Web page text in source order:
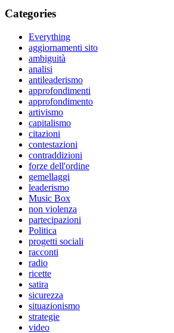
Categories
Everything
aggiornamenti sito
ambiguità
analisi
antileaderismo
approfondimenti
approfondimento
artivismo
capitalismo
citazioni
contestazioni
contraddizioni
forze dell'ordine
gemellaggi
leaderismo
Music Box
non violenza
partecipazioni
Politica
progetti sociali
racconti
radio
ricette
satira
sicurezza
situazionismo
strategie
video